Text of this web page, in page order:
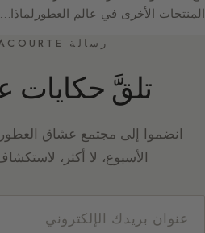
المنتجات الأخرى في عالم العطورلماذا…
رسالة DELACOURTE
تلقَّ حكايات
انضموا إلى مجتمع عشاق
الأسبوع، لا أكثر،